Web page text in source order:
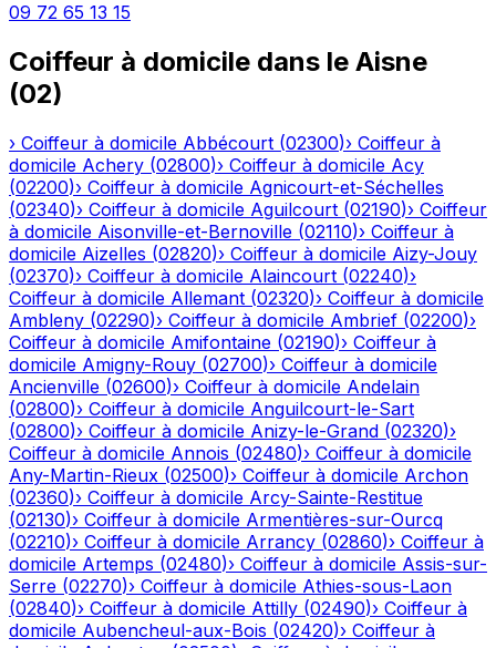
09 72 65 13 15
Coiffeur à domicile dans le Aisne
(02)
› Coiffeur à domicile Abbécourt (02300)› Coiffeur à
domicile Achery (02800)› Coiffeur à domicile Acy
(02200)› Coiffeur à domicile Agnicourt-et-Séchelles
(02340)› Coiffeur à domicile Aguilcourt (02190)› Coiffeur
à domicile Aisonville-et-Bernoville (02110)› Coiffeur à
domicile Aizelles (02820)› Coiffeur à domicile Aizy-Jouy
(02370)› Coiffeur à domicile Alaincourt (02240)›
Coiffeur à domicile Allemant (02320)› Coiffeur à domicile
Ambleny (02290)› Coiffeur à domicile Ambrief (02200)›
Coiffeur à domicile Amifontaine (02190)› Coiffeur à
domicile Amigny-Rouy (02700)› Coiffeur à domicile
Ancienville (02600)› Coiffeur à domicile Andelain
(02800)› Coiffeur à domicile Anguilcourt-le-Sart
(02800)› Coiffeur à domicile Anizy-le-Grand (02320)›
Coiffeur à domicile Annois (02480)› Coiffeur à domicile
Any-Martin-Rieux (02500)› Coiffeur à domicile Archon
(02360)› Coiffeur à domicile Arcy-Sainte-Restitue
(02130)› Coiffeur à domicile Armentières-sur-Ourcq
(02210)› Coiffeur à domicile Arrancy (02860)› Coiffeur à
domicile Artemps (02480)› Coiffeur à domicile Assis-sur-
Serre (02270)› Coiffeur à domicile Athies-sous-Laon
(02840)› Coiffeur à domicile Attilly (02490)› Coiffeur à
domicile Aubencheul-aux-Bois (02420)› Coiffeur à